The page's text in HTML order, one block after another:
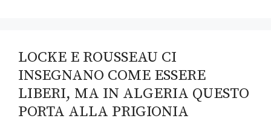
LOCKE E ROUSSEAU CI
INSEGNANO COME ESSERE
LIBERI, MA IN ALGERIA QUESTO
PORTA ALLA PRIGIONIA